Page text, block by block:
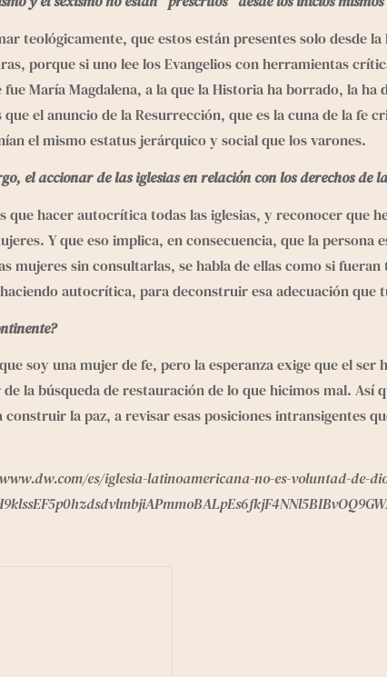
teológicamente, que estos están presentes solo desde
porque si uno lee los Evangelios con herramientas
fue María Magdalena, a la que la Historia ha borrado, la
el anuncio de la Resurrección, que es la cuna de la fe
el mismo estatus jerárquico y social que los varones.
el accionar de las iglesias en relación con los derechos de
que hacer autocrítica todas las iglesias, y reconocer que
Y que eso implica, en consecuencia, que la
mujeres sin consultarlas, se habla de ellas como si
haciendo autocrítica, para deconstruir esa adecuación
soy una mujer de fe, pero la esperanza exige que el
la búsqueda de restauración de lo que hicimos mal. Así
construir la paz, a revisar esas posiciones intransigentes
es/iglesia-latinoamericana-no-es-voluntad-de-